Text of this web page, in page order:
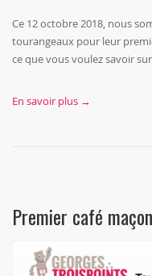
Ce 12 octobre 2018, nous
tourangeaux pour leur
ce que vous voulez savoir
En savoir plus →
Premier café